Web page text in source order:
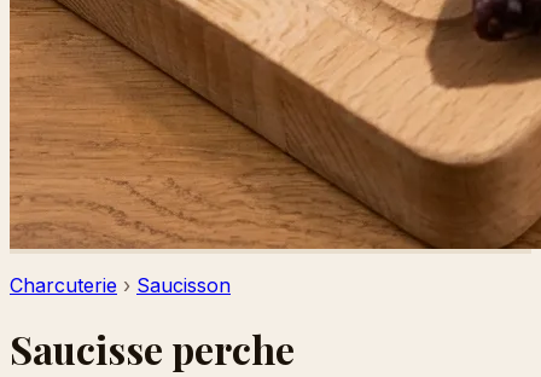
Charcuterie › Saucisson
Saucisse perche